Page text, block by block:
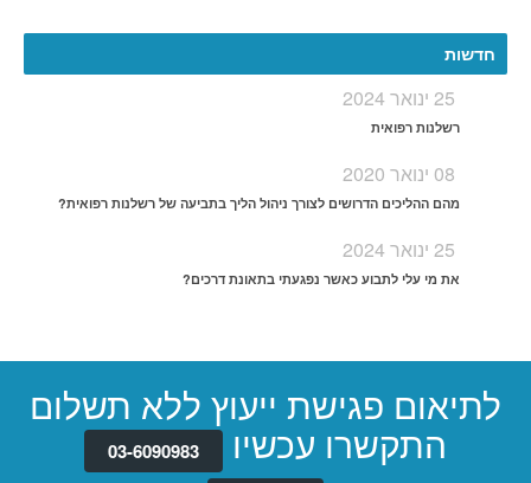
חדשות
25 ינואר 2024
רשלנות רפואית
08 ינואר 2020
מהם ההליכים הדרושים לצורך ניהול הליך בתביעה של רשלנות רפואית?
25 ינואר 2024
את מי עלי לתבוע כאשר נפגעתי בתאונת דרכים?
לתיאום פגישת ייעוץ ללא תשלום
התקשרו עכשיו 03-6090983